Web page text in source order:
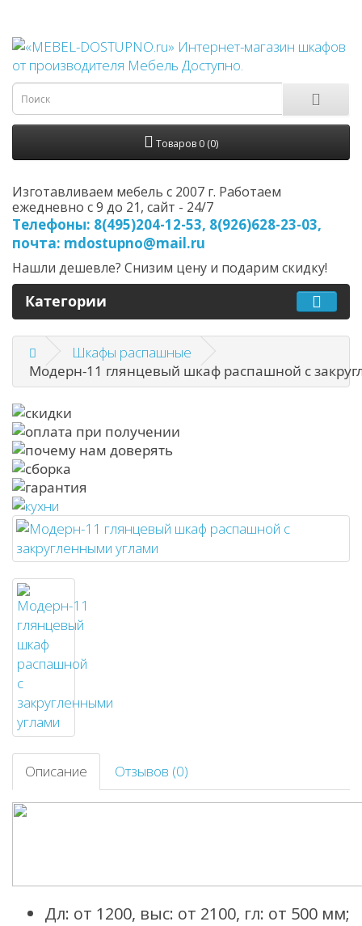
Товаров 0 (0)
Изготавливаем мебель с 2007 г. Работаем
ежедневно с 9 до 21, cайт - 24/7
Телефоны: 8(495)204-12-53, 8(926)628-23-03,
почта: mdostupno@mail.ru
Нашли дешевле? Снизим цену и подарим скидку!
Категории
Шкафы распашные
Модерн-11 глянцевый шкаф распашной с
Описание Отзывов (0)
Дл: от 1200, выс: от 2100, гл: от 500 мм;